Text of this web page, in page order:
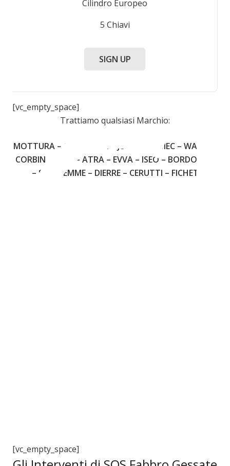
Cilindro Europeo
5 Chiavi
SIGN UP
[vc_empty_space]
Trattiamo qualsiasi Marchio:
MOTTURA – CISA – FIAM – JUWEL – OMEC – WALLY –
CORBIN – YALE – ATRA – EVVA – ISEO – BORDOGNA
– SECUREMME – DIERRE – CERUTTI – FICHET
[vc_empty_space]